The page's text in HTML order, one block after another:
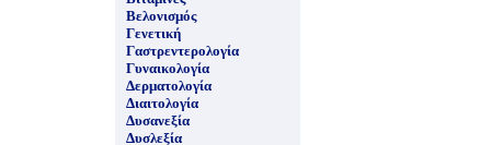
Βελονισμός
Γενετική
Γαστρεντερολογία
Γυναικολογία
Δερματολογία
Διαιτολογία
Δυσανεξία
Δυσλεξία